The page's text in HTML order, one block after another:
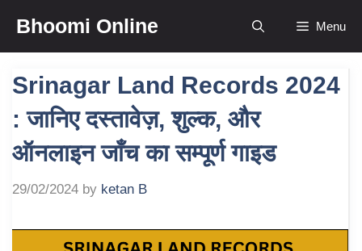
content
Bhoomi Online Menu
Srinagar Land Records 2024
: जानिए दस्तावेज़, शुल्क, और
ऑनलाइन जाँच का सम्पूर्ण गाइड
29/02/2024 by ketan B